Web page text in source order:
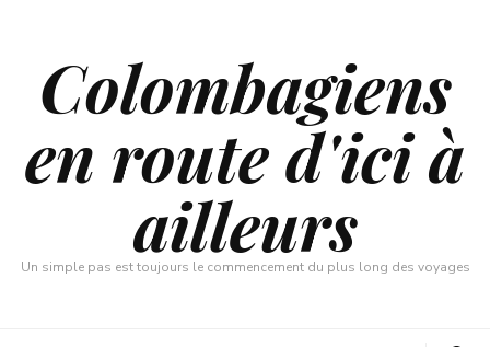
Colombagiens
en route d'ici à
ailleurs
Un simple pas est toujours le commencement du plus long des voyages